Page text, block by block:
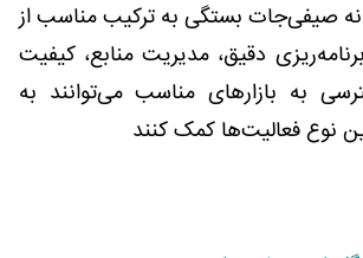
صیفی‌جات بستگی به ترکیب مناسب از
دقیق، مدیریت منابع، کیفیت
به بازارهای مناسب می‌توانند به
نوع فعالیت‌ها کمک کنند